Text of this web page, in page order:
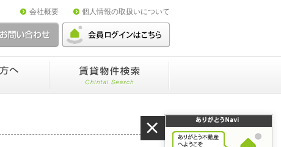
会社概要 個人情報の取扱いについて